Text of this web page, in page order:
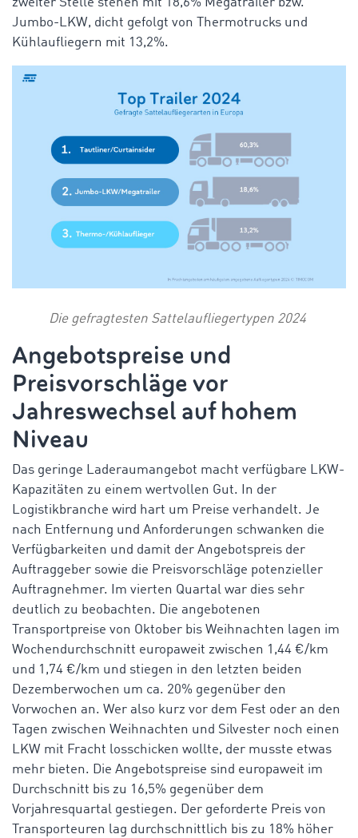
zweiter Stelle stehen mit 18,6% Megatrailer bzw.
Jumbo-LKW, dicht gefolgt von Thermotrucks und
Kühlaufliegern mit 13,2%.
Die gefragtesten Sattelaufliegertypen 2024
Angebotspreise und
Preisvorschläge vor
Jahreswechsel auf hohem
Niveau
Das geringe Laderaumangebot macht verfügbare LKW-
Kapazitäten zu einem wertvollen Gut. In der
Logistikbranche wird hart um Preise verhandelt. Je
nach Entfernung und Anforderungen schwanken die
Verfügbarkeiten und damit der Angebotspreis der
Auftraggeber sowie die Preisvorschläge potenzieller
Auftragnehmer. Im vierten Quartal war dies sehr
deutlich zu beobachten. Die angebotenen
Transportpreise von Oktober bis Weihnachten lagen im
Wochendurchschnitt europaweit zwischen 1,44 €/km
und 1,74 €/km und stiegen in den letzten beiden
Dezemberwochen um ca. 20% gegenüber den
Vorwochen an. Wer also kurz vor dem Fest oder an den
Tagen zwischen Weihnachten und Silvester noch einen
LKW mit Fracht losschicken wollte, der musste etwas
mehr bieten. Die Angebotspreise sind europaweit im
Durchschnitt bis zu 16,5% gegenüber dem
Vorjahresquartal gestiegen. Der geforderte Preis von
Transporteuren lag durchschnittlich bis zu 18% höher